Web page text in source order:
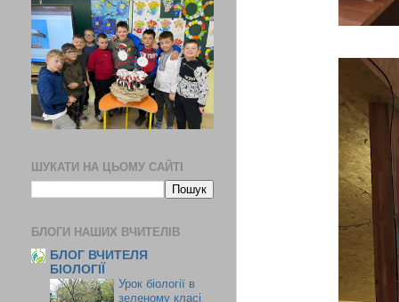
ШУКАТИ НА ЦЬОМУ САЙТІ
БЛОГИ НАШИХ ВЧИТЕЛІВ
БЛОГ ВЧИТЕЛЯ
БІОЛОГІЇ
Урок біології в
зеленому класі